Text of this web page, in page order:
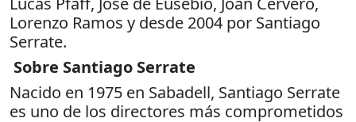
Lorenzo Ramos y desde 2004 por Santiago
Serrate.
Sobre Santiago Serrate
Nacido en 1975 en Sabadell, Santiago Serrate
es uno de los directores más comprometidos